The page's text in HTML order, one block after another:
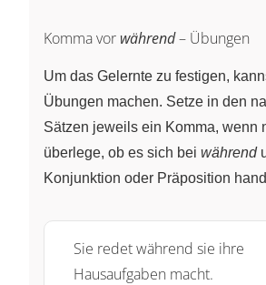
Komma vor während– Übungen
Um das Gelernte zu festigen,
Übungen machen. Setze in den
Sätzen jeweils ein Komma, wenn
überlege, ob es sich bei während
Konjunktion oder Präposition
Sie redet während sie ihre
Hausaufgaben macht.